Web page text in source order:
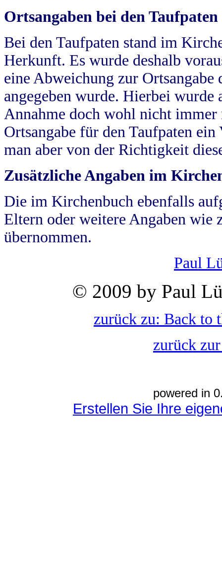
Ortsangaben bei den Taufpaten
Bei den Taufpaten stand im
Herkunft. Es wurde deshalb
eine Abweichung zur
angegeben wurde. Hierbei wurde
Annahme doch wohl nicht
Ortsangabe für den Taufpaten
man aber von der Richtigkeit
Zusätzliche Angaben im
Die im Kirchenbuch ebenfalls
Eltern oder weitere Angaben wie
übernommen.
Paul
© 2009 by Paul
zurück zu: Back to
zurück
powered in
Erstellen Sie Ihre